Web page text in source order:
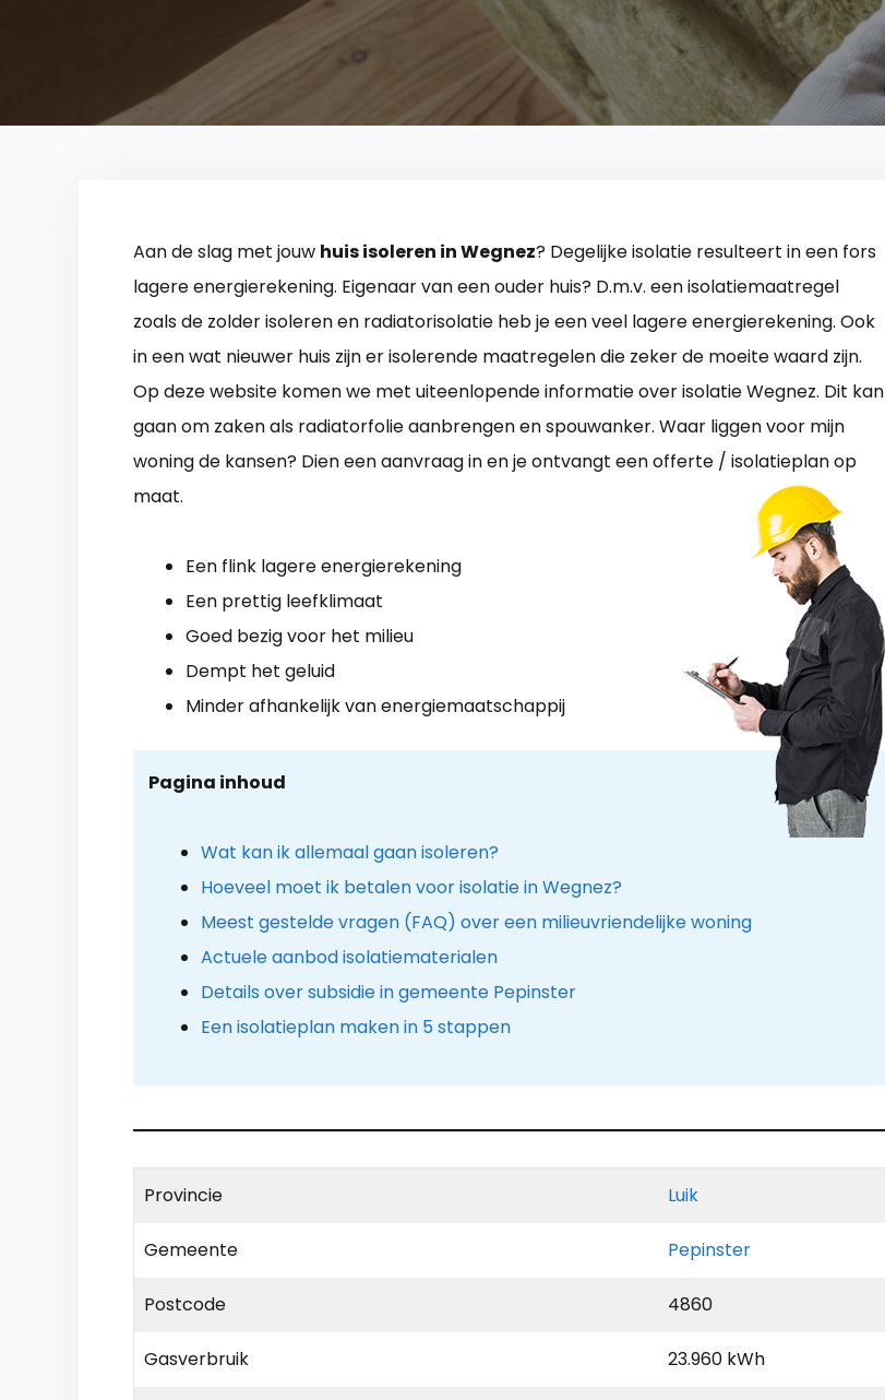
Aan de slag met jouw huis isoleren in Wegnez? Degelijke isolatie resulteert in een fors
lagere energierekening. Eigenaar van een ouder huis? D.m.v. een isolatiemaatregel
zoals de zolder isoleren en radiatorisolatie heb je een veel lagere energierekening. Ook
in een wat nieuwer huis zijn er isolerende maatregelen die zeker de moeite waard zijn.
Op deze website komen we met uiteenlopende informatie over isolatie Wegnez. Dit kan
gaan om zaken als radiatorfolie aanbrengen en spouwanker. Waar liggen voor mijn
woning de kansen? Dien een aanvraag in en je ontvangt een offerte / isolatieplan op
maat.
Een flink lagere energierekening
Een prettig leefklimaat
Goed bezig voor het milieu
Dempt het geluid
Minder afhankelijk van energiemaatschappij
Pagina inhoud
Wat kan ik allemaal gaan isoleren?
Hoeveel moet ik betalen voor isolatie in Wegnez?
Meest gestelde vragen (FAQ) over een milieuvriendelijke woning
Actuele aanbod isolatiematerialen
Details over subsidie in gemeente Pepinster
Een isolatieplan maken in 5 stappen
Provincie Luik
Gemeente Pepinster
Postcode 4860
Gasverbruik 23.960 kWh